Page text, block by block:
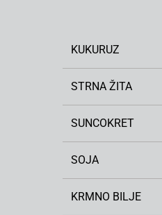
KUKURUZ
STRNA ŽITA
SUNCOKRET
SOJA
KRMNO BILJE